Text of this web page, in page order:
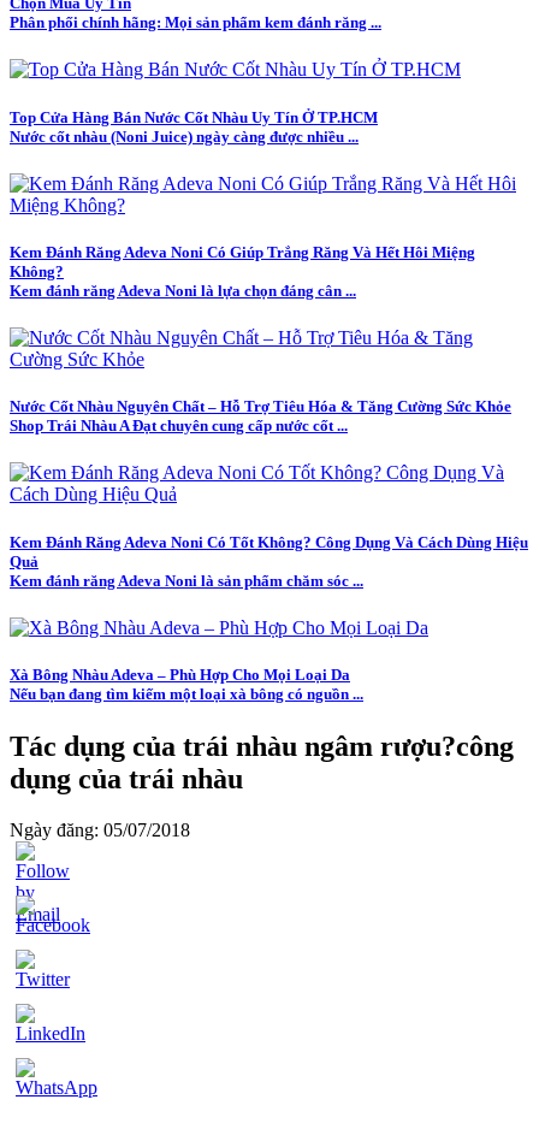
Phân phối chính hãng: Mọi sản phẩm kem đánh răng ...
Top Cửa Hàng Bán Nước Cốt Nhàu Uy Tín Ở TP.HCM
Nước cốt nhàu (Noni Juice) ngày càng được nhiều ...
Kem Đánh Răng Adeva Noni Có Giúp Trắng Răng Và Hết Hôi Miệng
Không?
Kem đánh răng Adeva Noni là lựa chọn đáng cân ...
Nước Cốt Nhàu Nguyên Chất – Hỗ Trợ Tiêu Hóa & Tăng Cường Sức Khỏe
Shop Trái Nhàu A Đạt chuyên cung cấp nước cốt ...
Kem Đánh Răng Adeva Noni Có Tốt Không? Công Dụng Và Cách Dùng Hiệu
Quả
Kem đánh răng Adeva Noni là sản phẩm chăm sóc ...
Xà Bông Nhàu Adeva – Phù Hợp Cho Mọi Loại Da
Nếu bạn đang tìm kiếm một loại xà bông có nguồn ...
Tác dụng của trái nhàu ngâm rượu?công
dụng của trái nhàu
Ngày đăng: 05/07/2018